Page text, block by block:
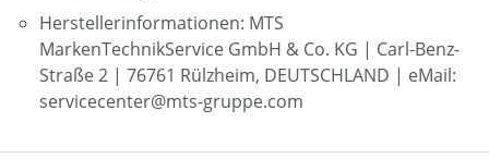
Herstellerinformationen: MTS
MarkenTechnikService GmbH & Co. KG | Carl-Benz-
Straße 2 | 76761 Rülzheim, DEUTSCHLAND | eMail:
servicecenter@mts-gruppe.com